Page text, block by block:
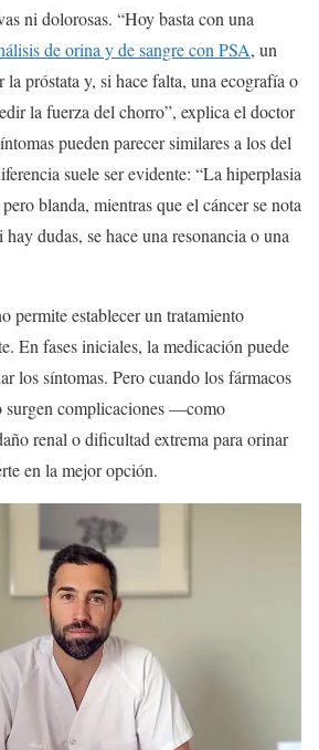
ni dolorosas. “Hoy basta con una
de orina y de sangre con PSA, un
la próstata y, si hace falta, una ecografía o
la fuerza del chorro”, explica el doctor
pueden parecer similares a los del
suele ser evidente: “La hiperplasia
blanda, mientras que el cáncer se nota
dudas, se hace una resonancia o una
permite establecer un tratamiento
En fases iniciales, la medicación puede
los síntomas. Pero cuando los fármacos
surgen complicaciones —como
renal o dificultad extrema para orinar
en la mejor opción.